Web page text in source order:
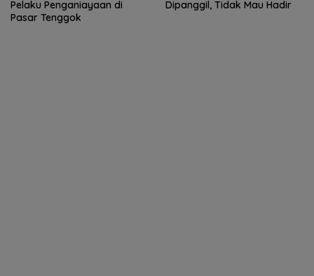
Pelaku Penganiayaan di
Pasar Tenggok
Dipanggil, Tidak Mau Hadir